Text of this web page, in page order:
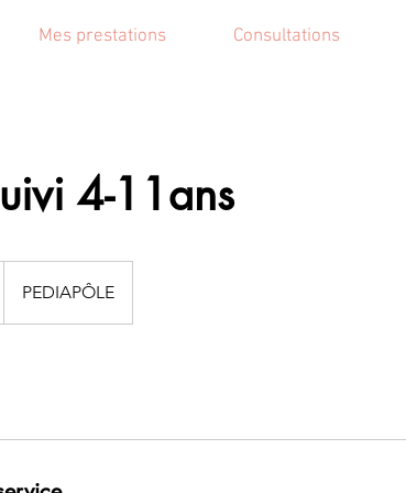
Mes prestations Consultations
4-11ans
PEDIAPÔLE